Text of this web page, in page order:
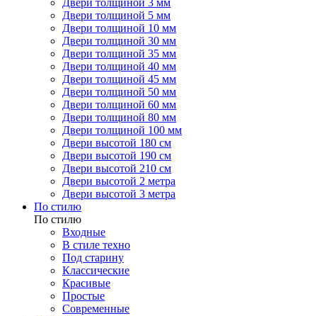
Двери толщиной 3 мм
Двери толщиной 5 мм
Двери толщиной 10 мм
Двери толщиной 30 мм
Двери толщиной 35 мм
Двери толщиной 40 мм
Двери толщиной 45 мм
Двери толщиной 50 мм
Двери толщиной 60 мм
Двери толщиной 80 мм
Двери толщиной 100 мм
Двери высотой 180 см
Двери высотой 190 см
Двери высотой 210 см
Двери высотой 2 метра
Двери высотой 3 метра
По стилю
По стилю
Входные
В стиле техно
Под старину
Классические
Красивые
Простые
Современные